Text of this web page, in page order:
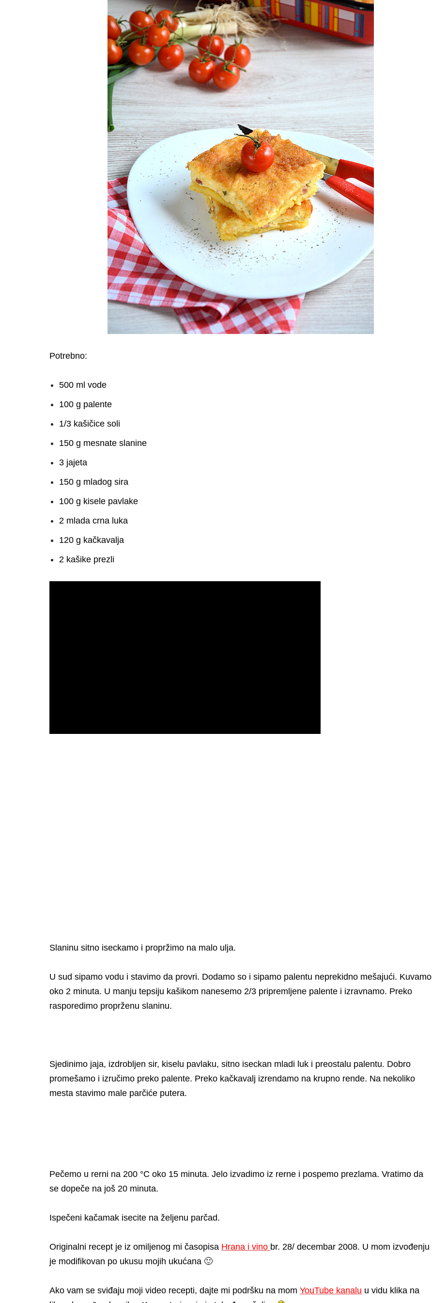
Potrebno:
500 ml vode
100 g palente
1/3 kašičice soli
150 g mesnate slanine
3 jajeta
150 g mladog sira
100 g kisele pavlake
2 mlada crna luka
120 g kačkavalja
2 kašike prezli
Slaninu sitno iseckamo i propržimo na malo ulja.
U sud sipamo vodu i stavimo da provri. Dodamo so i sipamo palentu neprekidno mešajući. Kuvamo
oko 2 minuta. U manju tepsiju kašikom nanesemo 2/3 pripremljene palente i izravnamo. Preko
rasporedimo proprženu slaninu.
Sjedinimo jaja, izdrobljen sir, kiselu pavlaku, sitno iseckan mladi luk i preostalu palentu. Dobro
promešamo i izručimo preko palente. Preko kačkavalj izrendamo na krupno rende. Na nekoliko
mesta stavimo male parčiće putera.
Pečemo u rerni na 200 °C oko 15 minuta. Jelo izvadimo iz rerne i pospemo prezlama. Vratimo da
se dopeče na još 20 minuta.
Ispečeni kačamak isecite na željenu parčad.
Originalni recept je iz omiljenog mi časopisa Hrana i vino br. 28/ decembar 2008. U mom izvođenju
je modifikovan po ukusu mojih ukućana 🙂
Ako vam se sviđaju moji video recepti, dajte mi podršku na mom YouTube kanalu u vidu klika na